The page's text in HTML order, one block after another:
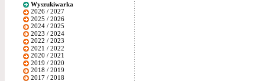
Wyszukiwarka
2026 / 2027
2025 / 2026
2024 / 2025
2023 / 2024
2022 / 2023
2021 / 2022
2020 / 2021
2019 / 2020
2018 / 2019
2017 / 2018